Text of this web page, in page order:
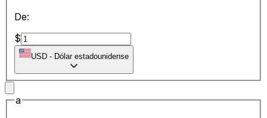
De:
$
USD - Dólar estadounidense
a